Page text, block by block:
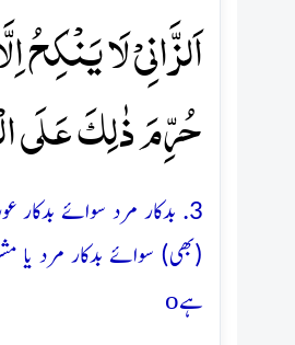
اَلزَّانِیۡ لَا
حُرِّمَ ذٰلِکَ عَلَی
3. بدکار مرد سوائے
(بھی) سوائے بدکار مرد یا
ہےo